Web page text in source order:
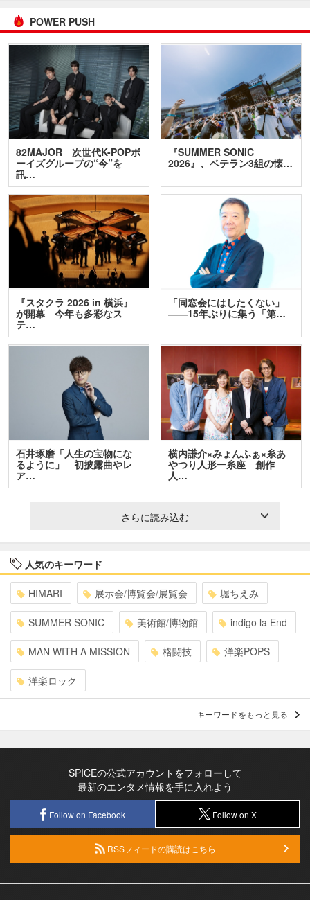
POWER PUSH
82MAJOR 次世代K-POPボ
ーイズグループの“今”を
訊…
『SUMMER SONIC
2026』、ベテラン3組の懐…
『スタクラ 2026 in 横浜』
が開幕 今年も多彩なス
テ…
「同窓会にはしたくない」
――15年ぶりに集う「第…
石井琢磨「人生の宝物にな
るように」 初披露曲やレ
ア…
横内謙介×みょんふぁ×糸あ
やつり人形一糸座 創作
人…
さらに読み込む
人気のキーワード
HIMARI 展示会/博覧会/展覧会 堀ちえみ
SUMMER SONIC 美術館/博物館 indigo la End
MAN WITH A MISSION 格闘技 洋楽POPS
洋楽ロック
キーワードをもっと見る
SPICEの公式アカウントをフォローして
最新のエンタメ情報を手に入れよう
Follow on Facebook Follow on X
RSSフィードの購読はこちら